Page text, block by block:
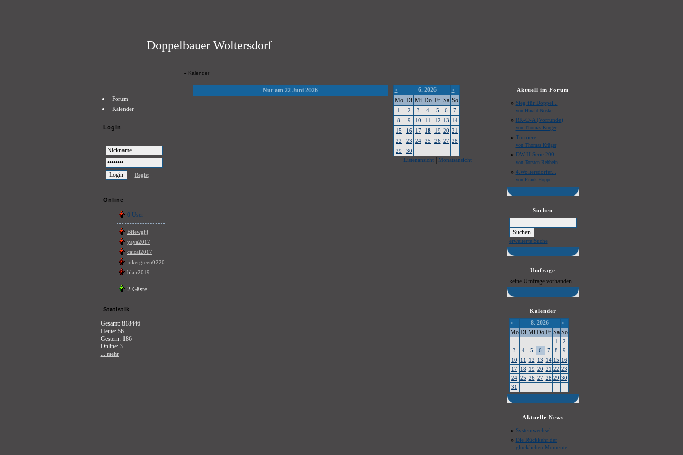
Doppelbauer Woltersdorf
» Kalender
Forum
Kalender
Login
Regist
Online
0 User
Bflewgjjj
yaya2017
caicai2017
jokergreen0220
blair2019
2 Gäste
Statistik
Gesamt: 818446
Heute: 56
Gestern: 186
Online: 3
... mehr
Nur am 22 Juni 2026 < 6. 2026 >
Mo Di Mi Do Fr Sa So
1 2 3 4 5 6
7
8
9 10 11 12 13 14
15
16 17 18 19 20 21
22
23 24 25 26 27 28
29
30
Listenansicht
Monatsansicht
Aktuell im Forum
» Sieg für Doppel...
von Harald Nöske
» RK-O-A (Vorrunde)
von Thomas Krüger
» Turniere
von Thomas Krüger
» DW II Serie 200...
von Torsten Rehbein
» 4.Woltersdorfer...
von Frank Hoppe
Suchen
erweiterte Suche
Umfrage
keine Umfrage vorhanden
Kalender
<
8. 2026 >
Mo Di Mi Do Fr Sa So
1
2
3
4 5 6 7 8
9
10
11 12 13 14 15 16
17 18 19 20 21 22 23
24 25 26 27 28 29 30
31
Aktuelle News
» Systemwechsel
» Die Rückkehr der
glücklichen Momente